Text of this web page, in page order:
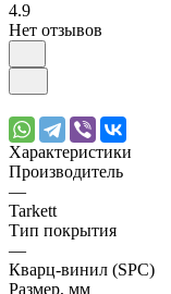
4.9
Нет отзывов
Характеристики
Производитель
—
Tarkett
Тип покрытия
—
Кварц-винил (SPC)
Размер, мм